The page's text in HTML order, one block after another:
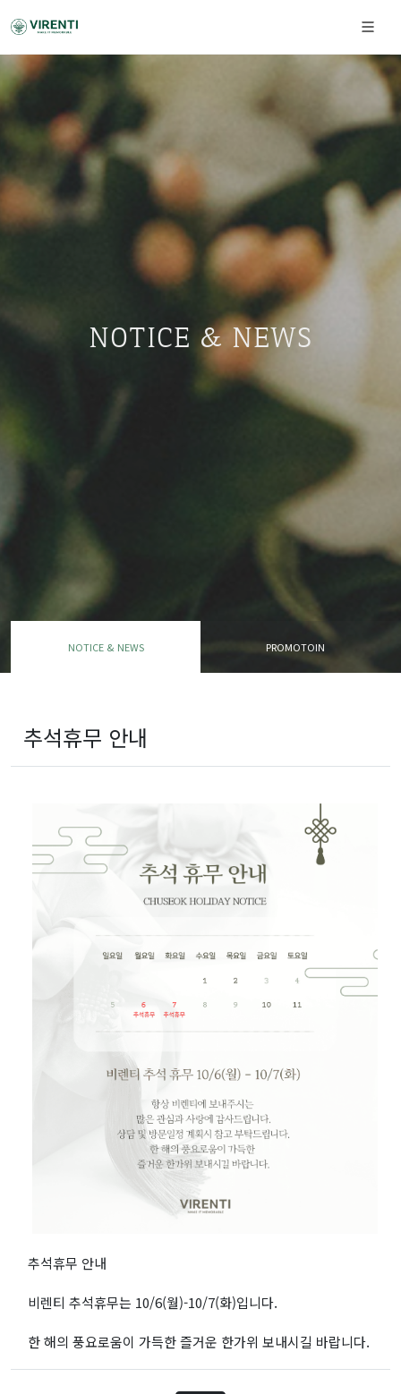
NOTICE & NEWS
NOTICE & NEWS PROMOTOIN
추석휴무 안내
추석휴무 안내
비렌티 추석휴무는 10/6(월)-10/7(화)입니다.
한 해의 풍요로움이 가득한 즐거운 한가위 보내시길 바랍니다.